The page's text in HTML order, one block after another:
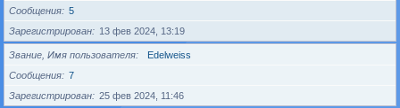
Сообщения
5
Зарегистрирован
13 фев 2024, 13:19
Звание, Имя пользователя
Edelweiss
Сообщения
7
Зарегистрирован
25 фев 2024, 11:46